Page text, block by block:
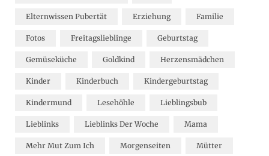
Elternwissen Pubertät Erziehung Familie
Fotos Freitagslieblinge Geburtstag
Gemüseküche Goldkind Herzensmädchen
Kinder Kinderbuch Kindergeburtstag
Kindermund Lesehöhle Lieblingsbub
Lieblinks Lieblinks Der Woche Mama
Mehr Mut Zum Ich Morgenseiten Mütter